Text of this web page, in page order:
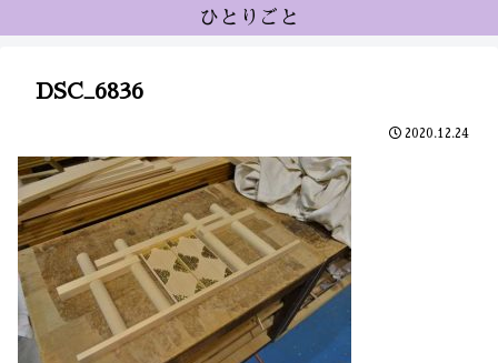
ひとりごと
DSC_6836
2020.12.24